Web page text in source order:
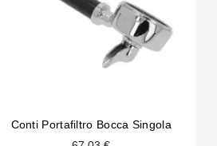
Conti Portafiltro Bocca Singola